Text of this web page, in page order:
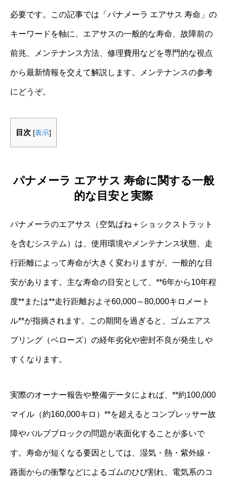
必要です。この記事では「パナメーラ エアサス 寿命」の
キーワードを軸に、エアサスの一般的な寿命、故障前の
前兆、メンテナンス方法、修理費用などを専門的な視点
から最新情報を交えて解説します。メンテナンスの参考
にどうぞ。
目次 [表示]
パナメーラ エアサス 寿命に関する一般
的な目安と実際
パナメーラのエアサス（空気ばね＋ショックストラット
を含むシステム）は、使用環境やメンテナンス状態、走
行距離によって寿命が大きく変わりますが、一般的な目
安があります。主な寿命の目安として、**6年から10年程
度**または**走行距離およそ60,000～80,000キロメート
ル**が指摘されます。この期間を過ぎると、ゴムエアス
プリング（ベローズ）の経年劣化や密封不良が発生しや
すくなります。
実際のオーナー報告や整備データによれば、**約100,000
マイル（約160,000キロ）**を超えるとコンプレッサー故
障やバルブブロックの問題が表面化することが多いで
す。寿命が短くなる要因としては、湿気・熱・紫外線・
路面からの衝撃などによるゴムのひび割れ、電気系のコ